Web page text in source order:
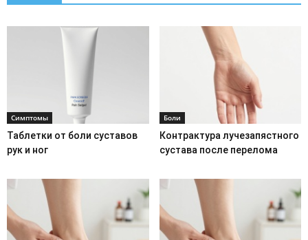
Симптомы
Таблетки от боли суставов
рук и ног
Боли
Контрактура лучезапястного
сустава после перелома